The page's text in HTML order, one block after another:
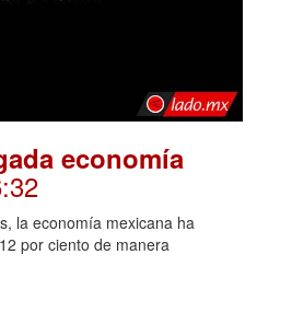
economía
la economía mexicana ha
por ciento de manera